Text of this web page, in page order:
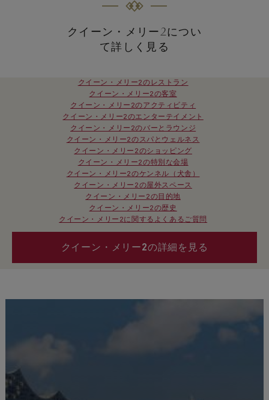
クイーン・メリー2につい
て詳しく見る
クイーン・メリー2のレストラン
クイーン・メリー2の客室
クイーン・メリー2のアクティビティ
クイーン・メリー2のエンターテイメント
クイーン・メリー2のバーとラウンジ
クイーン・メリー2のスパとウェルネス
クイーン・メリー2のショッピング
クイーン・メリー2の特別な会場
クイーン・メリー2のケンネル（犬舎）
クイーン・メリー2の屋外スペース
クイーン・メリー2の目的地
クイーン・メリー2の歴史
クイーン・メリー2に関するよくあるご質問
クイーン・メリー2の詳細を見る